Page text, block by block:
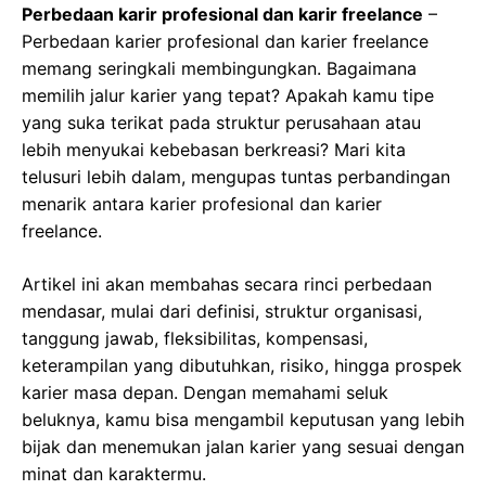
Perbedaan karir profesional dan karir freelance –
Perbedaan karier profesional dan karier freelance
memang seringkali membingungkan. Bagaimana
memilih jalur karier yang tepat? Apakah kamu tipe
yang suka terikat pada struktur perusahaan atau
lebih menyukai kebebasan berkreasi? Mari kita
telusuri lebih dalam, mengupas tuntas perbandingan
menarik antara karier profesional dan karier
freelance.
Artikel ini akan membahas secara rinci perbedaan
mendasar, mulai dari definisi, struktur organisasi,
tanggung jawab, fleksibilitas, kompensasi,
keterampilan yang dibutuhkan, risiko, hingga prospek
karier masa depan. Dengan memahami seluk
beluknya, kamu bisa mengambil keputusan yang lebih
bijak dan menemukan jalan karier yang sesuai dengan
minat dan karaktermu.